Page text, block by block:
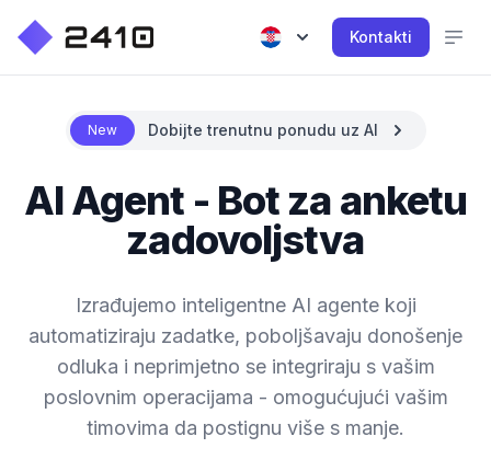
Kontakti
New Dobijte trenutnu ponudu uz AI
AI Agent - Bot za anketu
zadovoljstva
Izrađujemo inteligentne AI agente koji
automatiziraju zadatke, poboljšavaju donošenje
odluka i neprimjetno se integriraju s vašim
poslovnim operacijama - omogućujući vašim
timovima da postignu više s manje.